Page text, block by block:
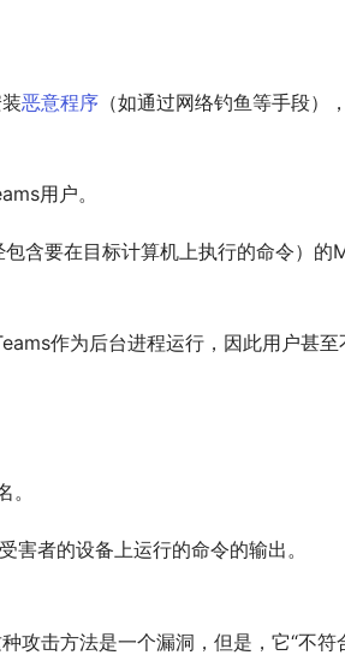
恶意程序 （如通过网络钓鱼等手段）
用户。
含要在目标计算机上执行的命令）的
作为后台进程运行，因此用户甚至
者的设备上运行的命令的输出。
攻击方法是一个漏洞，但是，它“不